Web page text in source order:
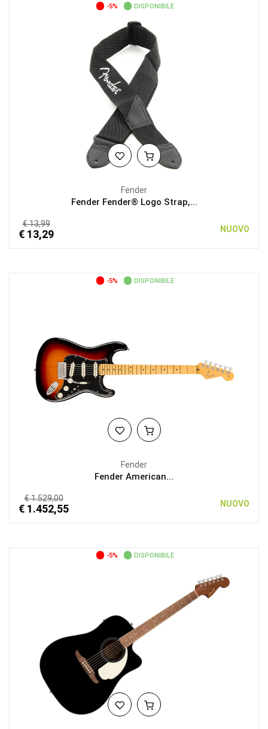
-5% DISPONIBILE
Fender
Fender Fender® Logo Strap,...
€ 13,99
€ 13,29 NUOVO
-5% DISPONIBILE
Fender
Fender American...
€ 1.529,00
€ 1.452,55 NUOVO
-5% DISPONIBILE